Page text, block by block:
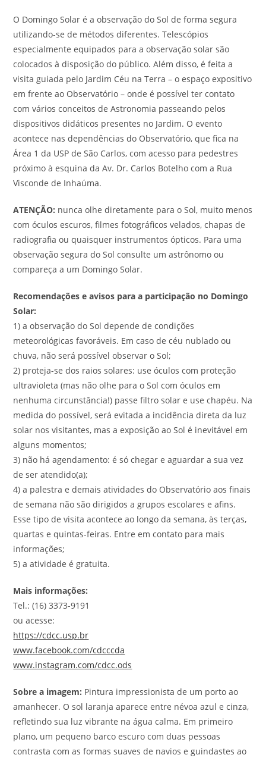
O Domingo Solar é a observação do Sol de forma segura
utilizando-se de métodos diferentes. Telescópios
especialmente equipados para a observação solar são
colocados à disposição do público. Além disso, é feita a
visita guiada pelo Jardim Céu na Terra – o espaço expositivo
em frente ao Observatório – onde é possível ter contato
com vários conceitos de Astronomia passeando pelos
dispositivos didáticos presentes no Jardim. O evento
acontece nas dependências do Observatório, que fica na
Área 1 da USP de São Carlos, com acesso para pedestres
próximo à esquina da Av. Dr. Carlos Botelho com a Rua
Visconde de Inhaúma.
ATENÇÃO: nunca olhe diretamente para o Sol, muito menos
com óculos escuros, filmes fotográficos velados, chapas de
radiografia ou quaisquer instrumentos ópticos. Para uma
observação segura do Sol consulte um astrônomo ou
compareça a um Domingo Solar.
Recomendações e avisos para a participação no Domingo
Solar:
1) a observação do Sol depende de condições
meteorológicas favoráveis. Em caso de céu nublado ou
chuva, não será possível observar o Sol;
2) proteja-se dos raios solares: use óculos com proteção
ultravioleta (mas não olhe para o Sol com óculos em
nenhuma circunstância!) passe filtro solar e use chapéu. Na
medida do possível, será evitada a incidência direta da luz
solar nos visitantes, mas a exposição ao Sol é inevitável em
alguns momentos;
3) não há agendamento: é só chegar e aguardar a sua vez
de ser atendido(a);
4) a palestra e demais atividades do Observatório aos finais
de semana não são dirigidos a grupos escolares e afins.
Esse tipo de visita acontece ao longo da semana, às terças,
quartas e quintas-feiras. Entre em contato para mais
informações;
5) a atividade é gratuita.
Mais informações:
Tel.: (16) 3373-9191
ou acesse:
https://cdcc.usp.br
www.facebook.com/cdcccda
www.instagram.com/cdcc.ods
Sobre a imagem: Pintura impressionista de um porto ao
amanhecer. O sol laranja aparece entre névoa azul e cinza,
refletindo sua luz vibrante na água calma. Em primeiro
plano, um pequeno barco escuro com duas pessoas
contrasta com as formas suaves de navios e guindastes ao